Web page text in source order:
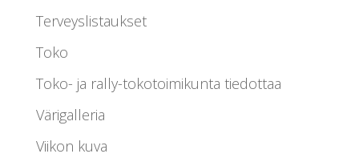
Terveyslistaukset
Toko
Toko- ja rally-tokotoimikunta tiedottaa
Värigalleria
Viikon kuva